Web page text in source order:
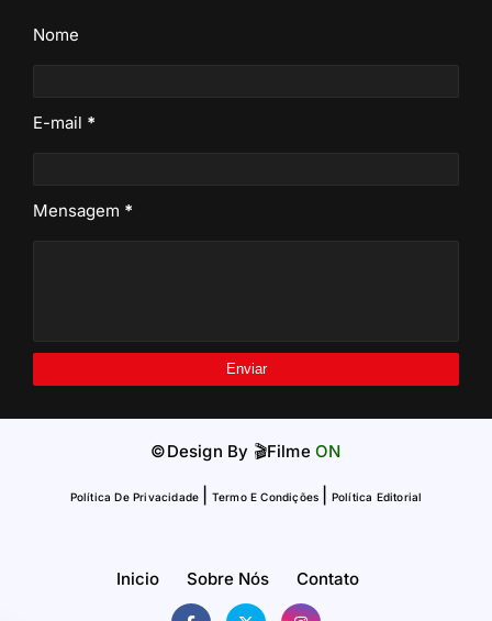
Nome
E-mail *
Mensagem *
©Design By 🎬Filme ON
Política De Privacidade Termo E Condições Política Editorial
Inicio Sobre Nós Contato